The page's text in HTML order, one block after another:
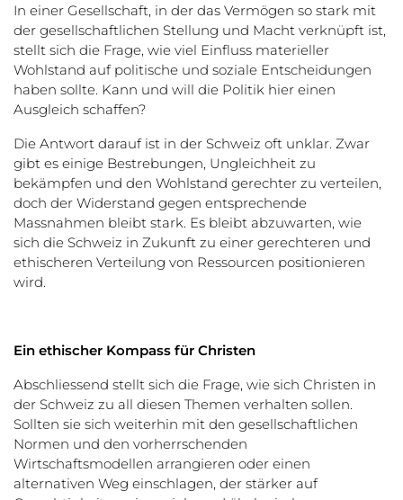
In einer Gesellschaft, in der das Vermögen so stark mit
der gesellschaftlichen Stellung und Macht verknüpft ist,
stellt sich die Frage, wie viel Einfluss materieller
Wohlstand auf politische und soziale Entscheidungen
haben sollte. Kann und will die Politik hier einen
Ausgleich schaffen?
Die Antwort darauf ist in der Schweiz oft unklar. Zwar
gibt es einige Bestrebungen, Ungleichheit zu
bekämpfen und den Wohlstand gerechter zu verteilen,
doch der Widerstand gegen entsprechende
Massnahmen bleibt stark. Es bleibt abzuwarten, wie
sich die Schweiz in Zukunft zu einer gerechteren und
ethischeren Verteilung von Ressourcen positionieren
wird.
Ein ethischer Kompass für Christen
Abschliessend stellt sich die Frage, wie sich Christen in
der Schweiz zu all diesen Themen verhalten sollen.
Sollten sie sich weiterhin mit den gesellschaftlichen
Normen und den vorherrschenden
Wirtschaftsmodellen arrangieren oder einen
alternativen Weg einschlagen, der stärker auf